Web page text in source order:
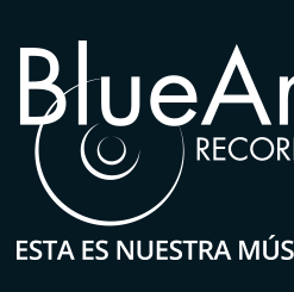
navegación
página